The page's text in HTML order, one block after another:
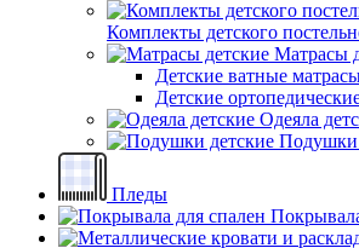
Комплекты детского
Матрасы
Детские ватные
Детские
Одеяла
Подушки
Пледы